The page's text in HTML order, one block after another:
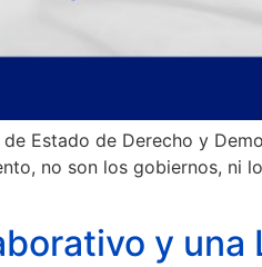
Estado de Derecho y
no son los gobiernos, ni
y una